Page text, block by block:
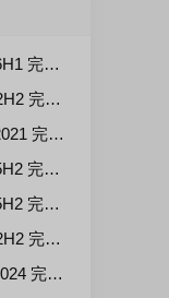
版2026.07
版2026.06
装版2026.03
版2026.06
版2026.08
版2026.08
版2026.06